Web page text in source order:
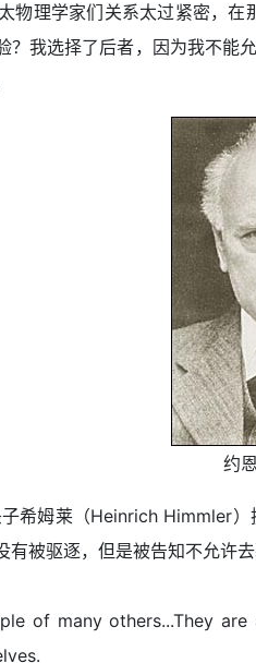
物理学家们关系太过紧密，
？我选择了后者，因为我不能
约
姆莱（Heinrich Himmler）
被驱逐，但是被告知不允许
of many others...They are